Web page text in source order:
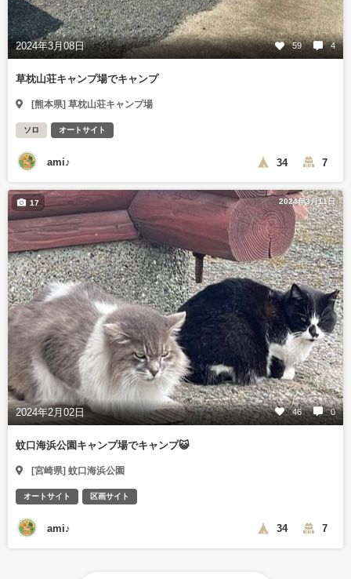
2024年3月08日 59 4
草枕山荘キャンプ場でキャンプ
[熊本県] 草枕山荘キャンプ場
ソロ オートサイト
ami♪ 34 7
2024年3月11日
2024年2月02日 46 0
17
蚊口海浜公園キャンプ場でキャンプ😺
[宮崎県] 蚊口海浜公園
オートサイト 区画サイト
ami♪ 34 7